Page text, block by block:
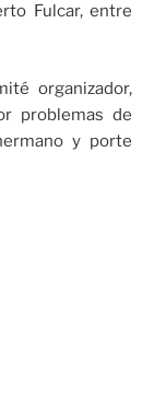
Fulcar, entre
organizador,
problemas de
y porte